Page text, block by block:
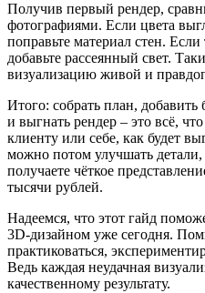
Получив первый рендер,
фотографиями. Если цвета
поправьте материал стен.
добавьте рассеянный свет.
визуализацию живой и
Итого: собрать план, добавить
и выгнать рендер – это всё,
клиенту или себе, как будет
можно потом улучшать
получаете чёткое
тысячи рублей.
Надеемся, что этот гайд
3D‑дизайном уже сегодня.
практиковаться,
Ведь каждая неудачная
качественному результату.